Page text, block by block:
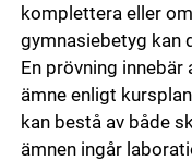
komplettera eller
gymnasiebetyg kan
En prövning innebär
ämne enligt
kan bestå av både
ämnen ingår